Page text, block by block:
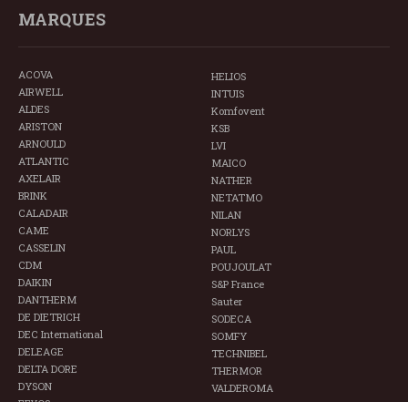
MARQUES
ACOVA
AIRWELL
ALDES
ARISTON
ARNOULD
ATLANTIC
AXELAIR
BRINK
CALADAIR
CAME
CASSELIN
CDM
DAIKIN
DANTHERM
DE DIETRICH
DEC International
DELEAGE
DELTA DORE
DYSON
HELIOS
INTUIS
Komfovent
KSB
LVI
MAICO
NATHER
NETATMO
NILAN
NORLYS
PAUL
POUJOULAT
S&P France
Sauter
SODECA
SOMFY
TECHNIBEL
THERMOR
VALDEROMA